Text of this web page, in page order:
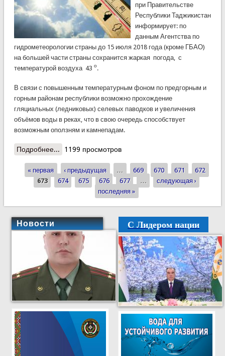
при Правительстве
Республики Таджикистан
информирует: по
данным Агентства по
гидрометеорологии страны до 15 июля 2018 года (кроме ГБАО)
на большей части страны сохранится жаркая погода, с
температурой воздуха 43 о.
В связи с повышенным температурным фоном по предгорным и
горным районам республики возможно прохождение
гляциальных (ледниковых) селевых паводков и увеличения
объёмов воды в реках, что в свою очередь способствует
возможным оползням и камнепадам.
Подробнее... о КЧС: повторное предупреждение об
1199 просмотров
Страницы
« первая ‹ предыдущая … 669 670 671
672
673
674 675 676 677 …
следующая ›
последняя »
Новости С Лидером нации